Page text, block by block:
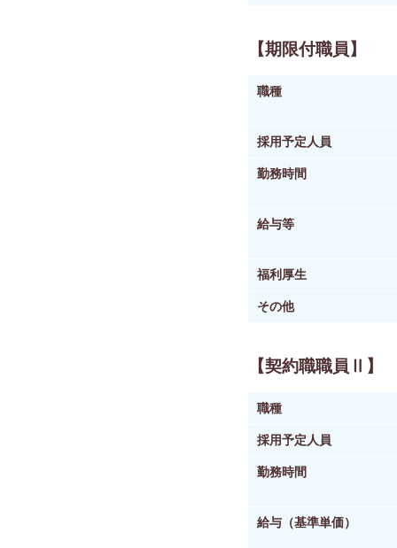
【期限付職員】
職種
採用予定人員
勤務時間
給与等
福利厚生
その他
【契約職職員Ⅱ】
職種
採用予定人員
勤務時間
給与（基準単価）